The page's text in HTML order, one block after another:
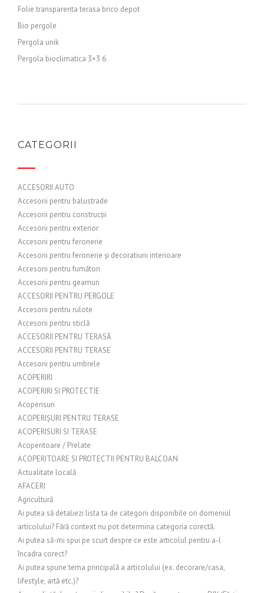
Folie transparenta terasa brico depot
Bio pergole
Pergola unik
Pergola bioclimatica 3×3 6
CATEGORII
ACCESORII AUTO
Accesorii pentru balustrade
Accesorii pentru construcții
Accesorii pentru exterior
Accesorii pentru feronerie
Accesorii pentru feronerie și decoratiuni interioare
Accesorii pentru fumători
Accesorii pentru geamuri
ACCESORII PENTRU PERGOLE
Accesorii pentru rulote
Accesorii pentru sticlă
ACCESORII PENTRU TERASĂ
ACCESORII PENTRU TERASE
Accesorii pentru umbrele
ACOPERIRI
ACOPERIRI SI PROTECTIE
Acoperisuri
ACOPERIȘURI PENTRU TERASE
ACOPERISURI SI TERASE
Acoperitoare / Prelate
ACOPERITOARE SI PROTECTII PENTRU BALCOAN
Actualitate locală
AFACERI
Agricultură
Ai putea să detaliezi lista ta de categorii disponibile ori domeniul
articolului? Fără context nu pot determina categoria corectă.
Ai putea să-mi spui pe scurt despre ce este articolul pentru a-l
încadra corect?
Ai putea spune tema principală a articolului (ex. decorare/casa,
lifestyle, artă etc.)?